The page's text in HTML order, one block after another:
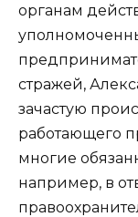
органам
стражей,
зачастую
работающего
многие
например, в